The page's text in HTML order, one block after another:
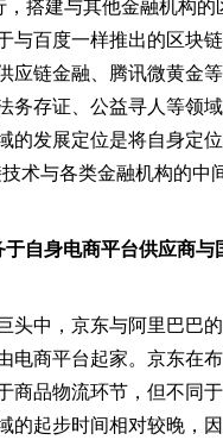
，搭建与其他金融机构
与百度一样推出的区块
应链金融、腾讯微黄金
务存证、公益寻人等领
的发展定位是将自身定
术与各类金融机构的中
自身电商平台供应商与
头中，京东与阿里巴巴
电商平台起家。京东在
商品物流环节，但不同
的起步时间相对较晚，